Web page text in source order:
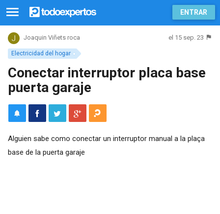
ENTRAR
Electricidad del hogar
Joaquin Viñets roca el 15 sep. 23
Conectar interruptor placa base
puerta garaje
Alguien sabe como conectar un interruptor manual a la plaça
base de la puerta garaje